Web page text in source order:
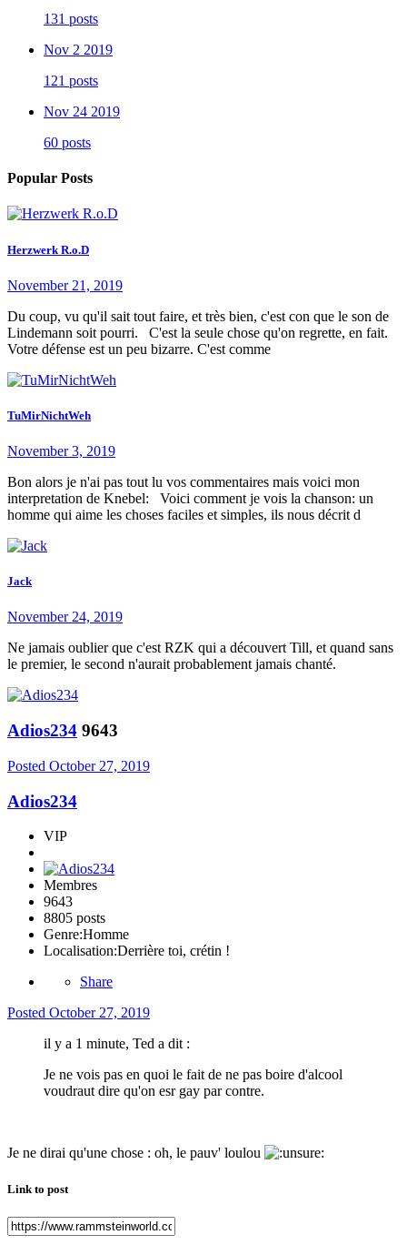
131 posts
Nov 2 2019
121 posts
Nov 24 2019
60 posts
Popular Posts
Herzwerk R.o.D
November 21, 2019
Du coup, vu qu'il sait tout faire, et très bien, c'est con que le son de
Lindemann soit pourri. C'est la seule chose qu'on regrette, en fait.
Votre défense est un peu bizarre. C'est comme
TuMirNichtWeh
November 3, 2019
Bon alors je n'ai pas tout lu vos commentaires mais voici mon
interpretation de Knebel: Voici comment je vois la chanson: un
homme qui aime les choses faciles et simples, ils nous décrit d
Jack
November 24, 2019
Ne jamais oublier que c'est RZK qui a découvert Till, et quand sans
le premier, le second n'aurait probablement jamais chanté.
Adios234 9643
Posted October 27, 2019
Adios234
VIP
Membres
9643
8805 posts
Genre:Homme
Localisation:Derrière toi, crétin !
Share
Posted October 27, 2019
il y a 1 minute, Ted a dit :
Je ne vois pas en quoi le fait de ne pas boire d'alcool
voudraut dire qu'on esr gay par contre.
Je ne dirai qu'une chose : oh, le pauv' loulou
Link to post